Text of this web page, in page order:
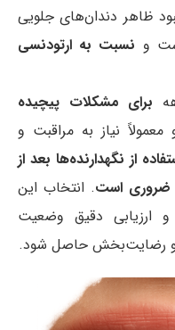
ظاهر دندان‌های جلویی
و نسبت به ارتودنسی
برای مشکلات پیچیده
معمولاً نیاز به مراقبت و
از نگهدارنده‌ها بعد از
ضروری است. انتخاب این
ارزیابی دقیق وضعیت
و رضایت‌بخش حاصل شود.